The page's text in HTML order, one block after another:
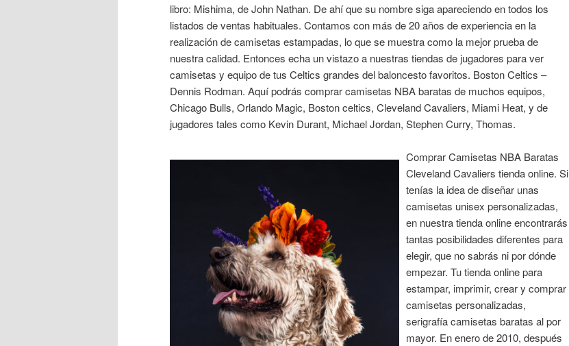
libro: Mishima, de John Nathan. De ahí que su nombre siga apareciendo en todos los
listados de ventas habituales. Contamos con más de 20 años de experiencia en la
realización de camisetas estampadas, lo que se muestra como la mejor prueba de
nuestra calidad. Entonces echa un vistazo a nuestras tiendas de jugadores para ver
camisetas y equipo de tus Celtics grandes del baloncesto favoritos. Boston Celtics –
Dennis Rodman. Aquí podrás comprar camisetas NBA baratas de muchos equipos,
Chicago Bulls, Orlando Magic, Boston celtics, Cleveland Cavaliers, Miami Heat, y de
jugadores tales como Kevin Durant, Michael Jordan, Stephen Curry, Thomas.
Comprar Camisetas NBA Baratas
Cleveland Cavaliers tienda online. Si
tenías la idea de diseñar unas
camisetas unisex personalizadas,
en nuestra tienda online encontrarás
tantas posibilidades diferentes para
elegir, que no sabrás ni por dónde
empezar. Tu tienda online para
estampar, imprimir, crear y comprar
camisetas personalizadas,
serigrafía camisetas baratas al por
mayor. En enero de 2010, después